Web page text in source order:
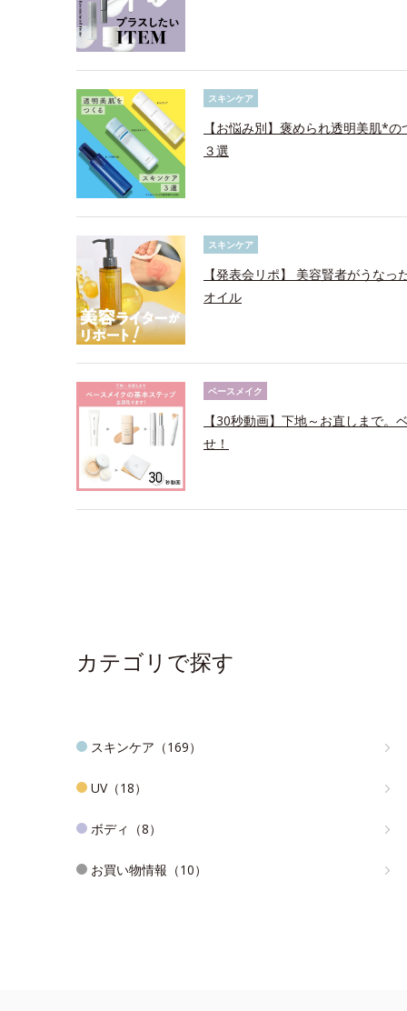
スキンケア
【お悩み別】褒められ透明美肌*
３選
スキンケア
【発表会リポ】 美容賢者がうな
オイル
ベースメイク
【30秒動画】下地～お直しまで。
せ！
カテゴリで探す
スキンケア（169）
UV（18）
ボディ（8）
お買い物情報（10）